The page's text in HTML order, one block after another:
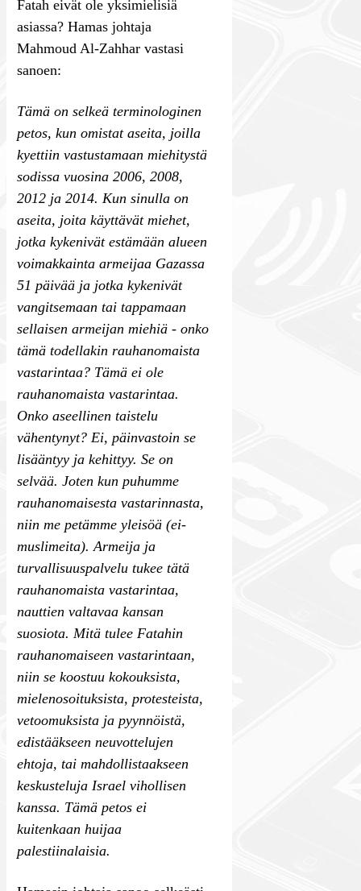
Fatah eivät ole yksimielisiä
asiassa? Hamas johtaja
Mahmoud Al-Zahhar vastasi
sanoen:
Tämä on selkeä terminologinen
petos, kun omistat aseita, joilla
kyettiin vastustamaan miehitystä
sodissa vuosina 2006, 2008,
2012 ja 2014. Kun sinulla on
aseita, joita käyttävät miehet,
jotka kykenivät estämään alueen
voimakkainta armeijaa Gazassa
51 päivää ja jotka kykenivät
vangitsemaan tai tappamaan
sellaisen armeijan miehiä - onko
tämä todellakin rauhanomaista
vastarintaa? Tämä ei ole
rauhanomaista vastarintaa.
Onko aseellinen taistelu
vähentynyt? Ei, päinvastoin se
lisääntyy ja kehittyy. Se on
selvää. Joten kun puhumme
rauhanomaisesta vastarinnasta,
niin me petämme yleisöä (ei-
muslimeita). Armeija ja
turvallisuuspalvelu tukee tätä
rauhanomaista vastarintaa,
nauttien valtavaa kansan
suosiota. Mitä tulee Fatahin
rauhanomaiseen vastarintaan,
niin se koostuu kokouksista,
mielenosoituksista, protesteista,
vetoomuksista ja pyynnöistä,
edistääkseen neuvottelujen
ehtoja, tai mahdollistaakseen
keskusteluja Israel vihollisen
kanssa. Tämä petos ei
kuitenkaan huijaa
palestiinalaisia.